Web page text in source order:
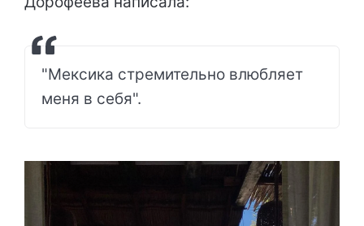
"Мексика стремительно влюбляет
меня в себя".